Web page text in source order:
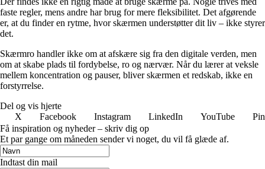
faste regler, mens andre har brug for mere fleksibilitet. Det afgørende
er, at du finder en rytme, hvor skærmen understøtter dit liv – ikke styrer
det.
Skærmro handler ikke om at afskære sig fra den digitale verden, men
om at skabe plads til fordybelse, ro og nærvær. Når du lærer at veksle
mellem koncentration og pauser, bliver skærmen et redskab, ikke en
forstyrrelse.
Del og vis hjerte
X
Facebook Instagram LinkedIn YouTube
Få inspiration og nyheder – skriv dig op
Et par gange om måneden sender vi noget, du vil få glæde af.
Indtast din mail